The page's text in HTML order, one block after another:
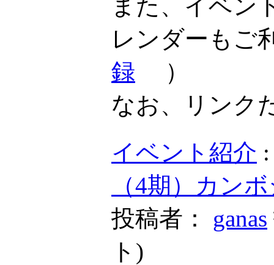
また、イベン
レンダーもご
録 ）
なお、リンク
イベント紹介
（4期）カン
投稿者： ganas
ト )